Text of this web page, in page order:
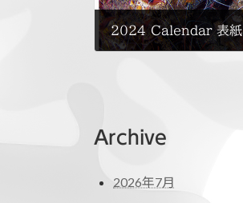
2024 Calendar 表紙
Archive
2026年7月